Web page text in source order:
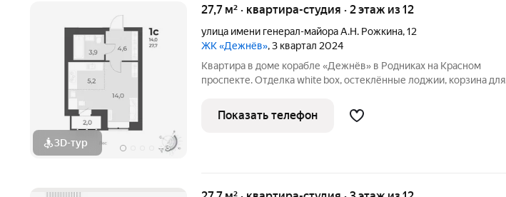
3D-тур +3
27,7 м² · квартира-студия · 2 этаж из 12
улица имени генерал-майора А.Н. Рожкина,12
ЖК «Дежнёв», 3 квартал 2024
Квартира в доме корабле «Дежнёв» в Родниках на Красном
проспекте. Отделка white box, остеклённые лоджии, корзина для
для фехтования и крытым бассейном, студии мягкого фитнеса и
тренажёрные
Показать телефон